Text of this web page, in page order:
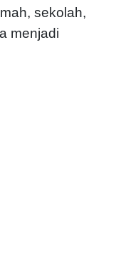
sekolah,
menjadi